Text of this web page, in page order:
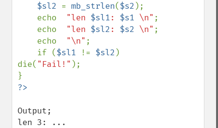
$sl2 = mb_strlen($s2 );
    echo
"len $sl1: $s1 \n" ;
    echo
"len $sl2: $s2 \n" ;
    echo
"\n" ;
    if (
$sl1 != $sl2 )
die( "Fail!" );
Output;
len 3: ...